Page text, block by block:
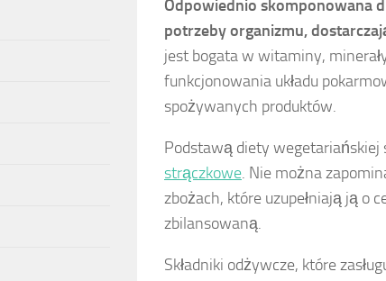
Odpowiednio skomponowana
potrzeby organizmu,
jest bogata w witaminy,
funkcjonowania układu
spożywanych produktów.
Podstawą diety
strączkowe. Nie można
zbożach, które uzupełniają ją o
zbilansowaną.
Składniki odżywcze, które